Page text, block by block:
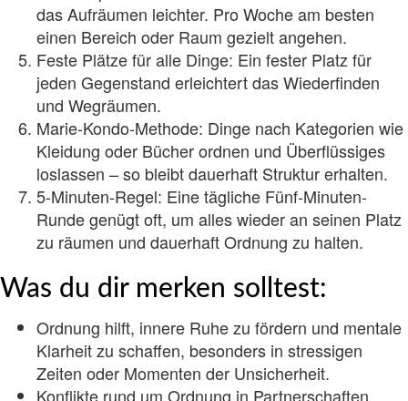
das Aufräumen leichter. Pro Woche am besten
einen Bereich oder Raum gezielt angehen.
Feste Plätze für alle Dinge: Ein fester Platz für
jeden Gegenstand erleichtert das Wiederfinden
und Wegräumen.
Marie-Kondo-Methode: Dinge nach Kategorien wie
Kleidung oder Bücher ordnen und Überflüssiges
loslassen – so bleibt dauerhaft Struktur erhalten.
5-Minuten-Regel: Eine tägliche Fünf-Minuten-
Runde genügt oft, um alles wieder an seinen Platz
zu räumen und dauerhaft Ordnung zu halten.
Was du dir merken solltest:
Ordnung hilft, innere Ruhe zu fördern und mentale
Klarheit zu schaffen, besonders in stressigen
Zeiten oder Momenten der Unsicherheit.
Konflikte rund um Ordnung in Partnerschaften